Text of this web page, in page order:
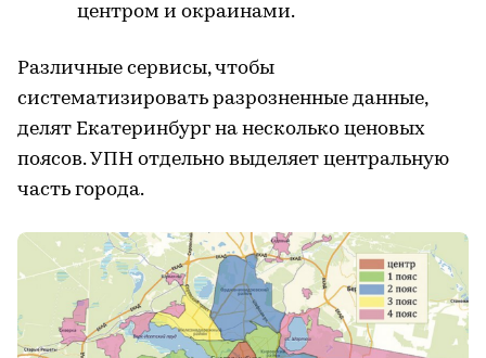
центром и окраинами.
Различные сервисы, чтобы
систематизировать разрозненные данные,
делят Екатеринбург на несколько ценовых
поясов. УПН отдельно выделяет центральную
часть города.